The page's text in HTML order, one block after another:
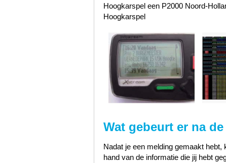
Hoogkarspel een P2000 Noord-
Hoogkarspel
Wat gebeurt er na
Nadat je een melding gemaakt
hand van de informatie die jij hebt